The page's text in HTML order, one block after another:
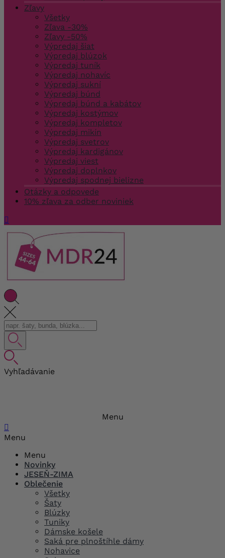
Zľavy
Všetky
Zľava -30%
Zľavy -50%
Výpredaj šiat
Výpredaj blúzok
Výpredaj tuník
Výpredaj nohavíc
Výpredaj sukní
Výpredaj búnd
Výpredaj búnd a kabátov
Výpredaj kostýmov
Výpredaj kompletov
Výpredaj mikín
Výpredaj svetrov
Výpredaj kardigánov
Výpredaj viest
Výpredaj doplnkov
Výpredaj spodnej bielizne
Otázky a odpovede
10% zľava za odber noviniek

Vyhľadávanie
Menu

Menu
Menu
Novinky
JESEŇ-ZIMA
Oblečenie
Všetky
Šaty
Blúzky
Tuniky
Dámske košele
Saká pre plnoštíhle dámy
Nohavice